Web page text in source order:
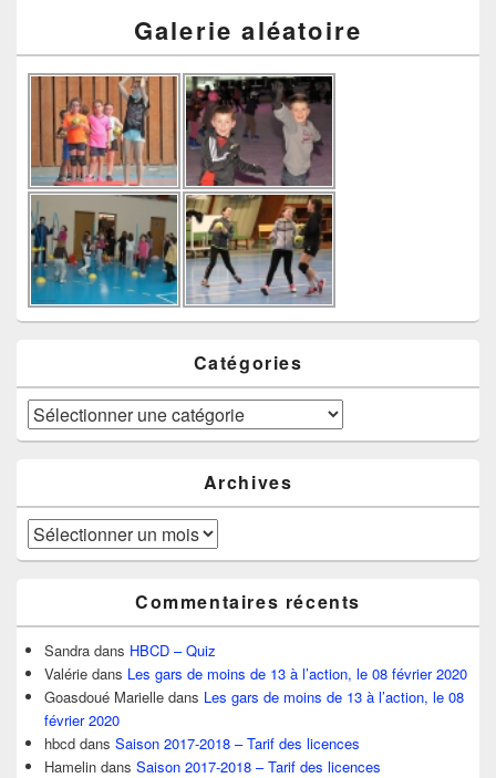
Galerie aléatoire
Catégories
Catégories
Archives
Archives
Commentaires récents
Sandra dans HBCD – Quiz
Valérie dans Les gars de moins de 13 à l’action, le 08 février 2020
Goasdoué Marielle dans Les gars de moins de 13 à l’action, le 08
février 2020
hbcd dans Saison 2017-2018 – Tarif des licences
Hamelin dans Saison 2017-2018 – Tarif des licences